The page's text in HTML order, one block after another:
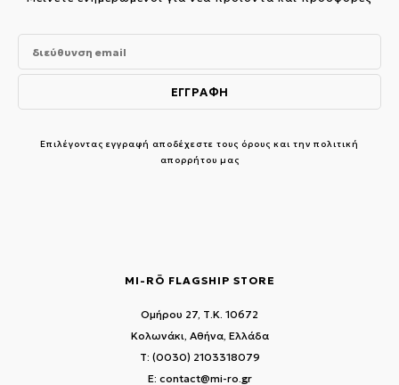
Επιλέγοντας εγγραφή αποδέχεστε τους όρους και την πολιτική
απορρήτου μας
MI-RŌ FLAGSHIP STORE
Ομήρου 27, Τ.Κ. 10672
Κολωνάκι, Αθήνα, Ελλάδα
T: (0030) 2103318079
E: contact@mi-ro.gr